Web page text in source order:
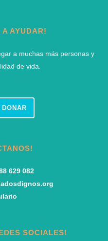
A AYUDAR!
a muchas más personas y
de vida.
629 082
SOCIALES!